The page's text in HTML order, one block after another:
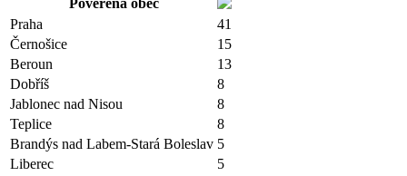
Pověřená obec
Praha
41
Černošice
15
Beroun
13
Dobříš
8
Jablonec nad Nisou
8
Teplice
8
Brandýs nad Labem-Stará Boleslav 5
Liberec
5